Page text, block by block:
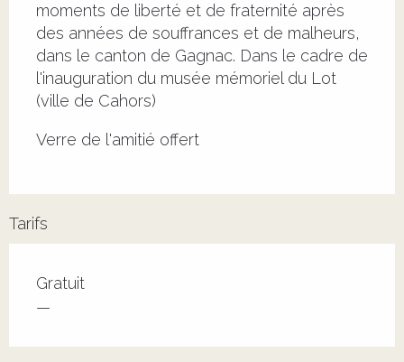
moments de liberté et de fraternité après
des années de souffrances et de malheurs,
dans le canton de Gagnac. Dans le cadre de
l'inauguration du musée mémoriel du Lot
(ville de Cahors)
Verre de l'amitié offert
Tarifs
Tarifs 2026
Gratuit
—